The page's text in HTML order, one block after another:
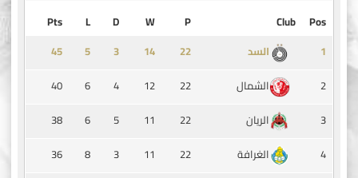
Pos
Club
P
W
D
L
Pts
1
السد ‏22
14
3
5
45
2
الشمال 22
12
4
6
40
3
الريان 22
11
5
6
38
4
الغرافة 22
11
3
8
36